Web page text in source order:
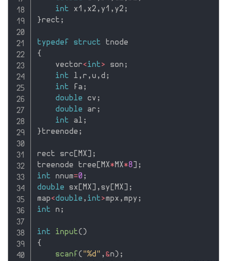
int x1 , x2 , y1 , y2 ;
}rect ;
typedef struct
{
    vector
<int> son ;
int l , r , u , d ;
int fa ;
double cv ;
double ar ;
int al ;
}treenode ;
rect src [MX] ;
treenode tree [MX*MX*8] ;
int nnum=0 ;
double sx [MX] , sy [MX] ;
map<double , int>mpx , mpy ;
int n ;
int input()
{
scanf ( "%d" , &n) ;